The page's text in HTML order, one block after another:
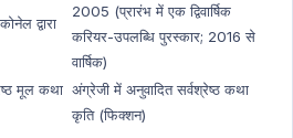
द्वारा
2005 (प्रारंभ में एक द्विवार्षिक
करियर-उपलब्धि पुरस्कार; 2016 से
वार्षिक)
मूल कथा अंग्रेजी में अनुवादित सर्वश्रेष्ठ कथा
कृति (फिक्शन)